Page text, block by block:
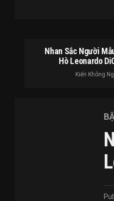
Nhan Sắc Người
Hò Leonardo
Kiến Không